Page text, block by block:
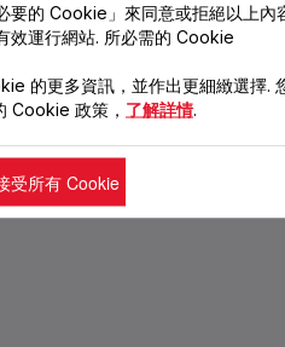
煮食小電器
電飯煲
焗爐
三文治機
多士爐
健營動炸鍋
食物處
手提打蛋
的 Cookie」來同意或拒絕以上內
效運行網站. 所必需的 Cookie
的更多資訊，並作出更細緻選擇.
Cookie 政策， 了解詳情.
受所有 Cookie